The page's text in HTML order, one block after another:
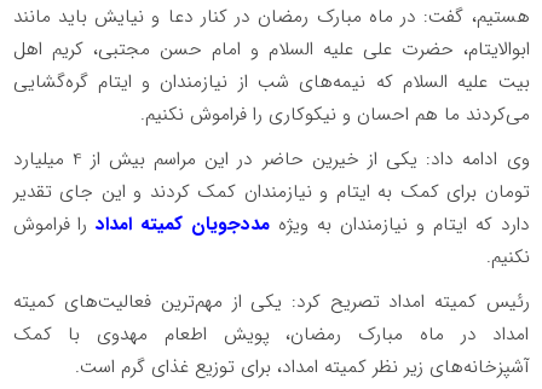
هستیم، گفت: در ماه مبارک رمضان در کنار دعا و نیایش باید مانند
ابوالایتام، حضرت علی علیه السلام و امام حسن مجتبی، کریم اهل
بیت علیه السلام که نیمه‌های شب از نیازمندان و ایتام گره‌گشایی
می‌کردند ما هم احسان و نیکوکاری را فراموش نکنیم.
وی ادامه داد: یکی از خیرین حاضر در این مراسم بیش از 4 میلیارد
تومان برای کمک به ایتام و نیازمندان کمک کردند و این جای تقدیر
دارد که ایتام و نیازمندان به ویژه مددجویان کمیته امدادرا فراموش
نکنیم.
رئیس کمیته امداد تصریح کرد: یکی از مهم‌ترین فعالیت‌های کمیته
امداد در ماه مبارک رمضان، پویش اطعام مهدوی با کمک
آشپزخانه‌های زیر نظر کمیته امداد، برای توزیع غذای گرم است.